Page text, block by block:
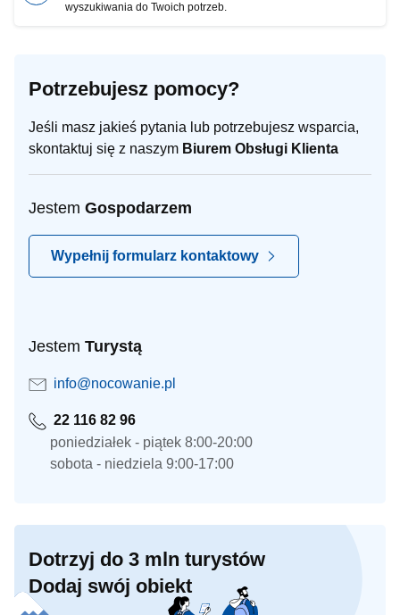
wyszukiwania do Twoich potrzeb.
Potrzebujesz pomocy?
Jeśli masz jakieś pytania lub potrzebujesz wsparcia,
skontaktuj się z naszym Biurem Obsługi Klienta
Jestem Gospodarzem
Wypełnij formularz kontaktowy
Jestem Turystą
info@nocowanie.pl
22 116 82 96
poniedziałek - piątek 8:00-20:00
sobota - niedziela 9:00-17:00
Dotrzyj do 3 mln turystów
Dodaj swój obiekt